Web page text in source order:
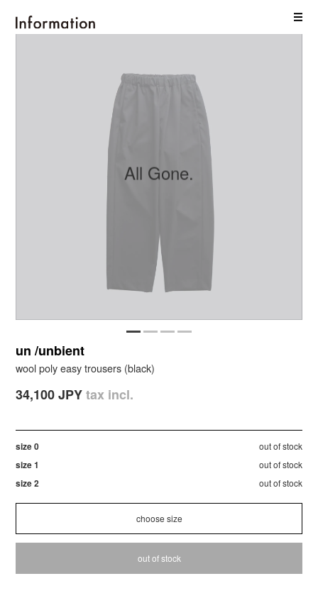
un /unbient
wool poly easy trousers (black)
34,100 JPYtax incl.
size 0 out of stock
size 1 out of stock
size 2 out of stock
out of stock